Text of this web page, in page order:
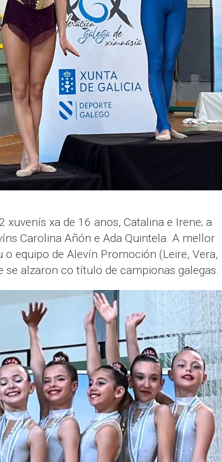
xa de 16 anos, Catalina e Irene; a
Carolina Añón e Ada Quintela. A mellor
equipo de Alevín Promoción (Leire, Vera,
se alzaron co título de campionas galegas.